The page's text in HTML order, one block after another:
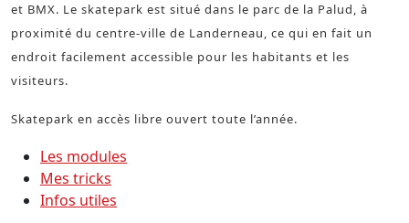
et BMX. Le skatepark est situé dans le parc de la Palud, à
proximité du centre-ville de Landerneau, ce qui en fait un
endroit facilement accessible pour les habitants et les
visiteurs.
Skatepark en accès libre ouvert toute l’année.
Les modules
Mes tricks
Infos utiles